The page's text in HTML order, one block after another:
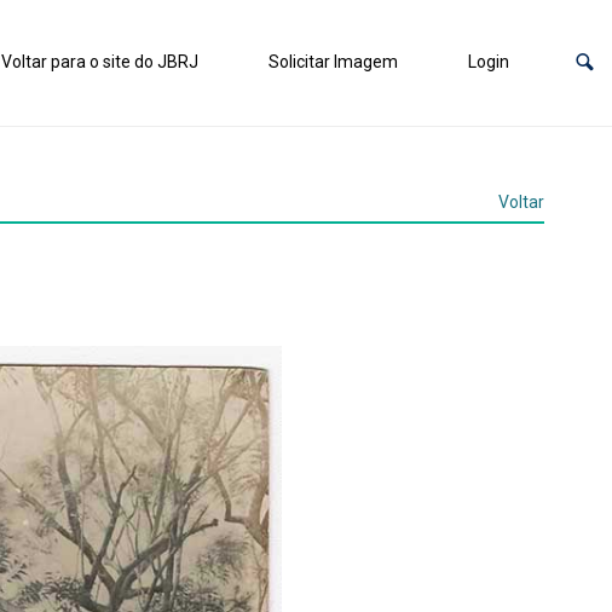
Voltar para o site do JBRJ Solicitar Imagem Login
Voltar